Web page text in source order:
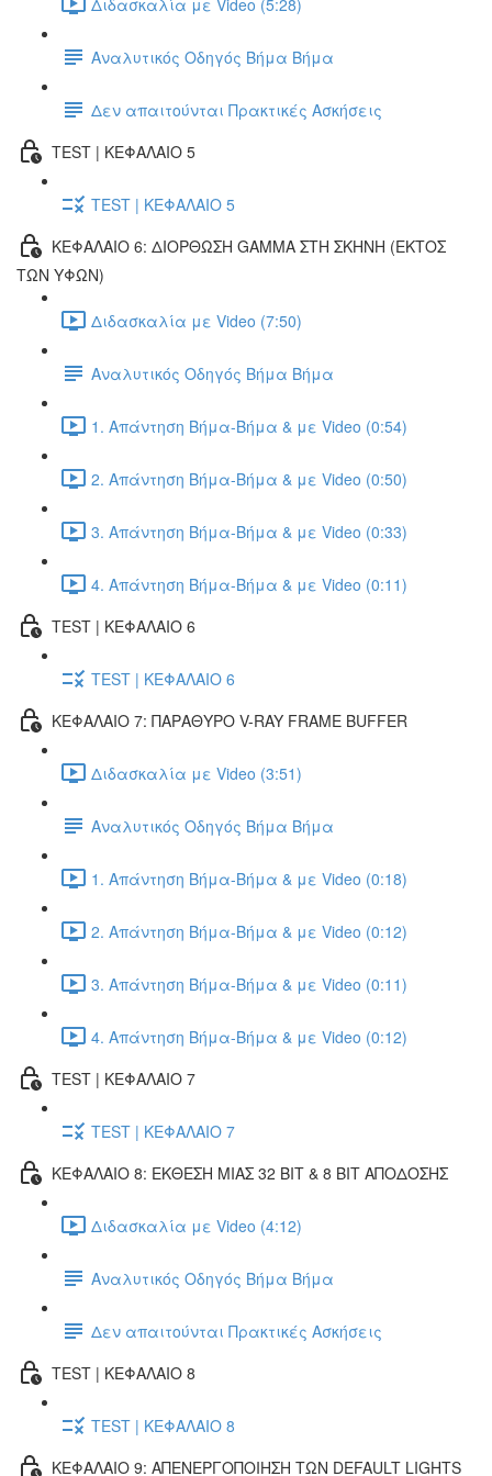
Αναλυτικός Οδηγός Βήμα Βήμα
Δεν απαιτούνται Πρακτικές Ασκήσεις
TEST | ΚΕΦΑΛΑΙΟ 5
TEST | ΚΕΦΑΛΑΙΟ 5
ΚΕΦΑΛΑΙΟ 6: ΔΙΟΡΘΩΣΗ GAMMA ΣΤΗ ΣΚΗΝΗ (ΕΚΤOΣ
ΤΩΝ ΥΦΩΝ)
Διδασκαλία με Video (7:50)
Αναλυτικός Οδηγός Βήμα Βήμα
1. Απάντηση Βήμα-Βήμα & με Video (0:54)
2. Απάντηση Βήμα-Βήμα & με Video (0:50)
3. Απάντηση Βήμα-Βήμα & με Video (0:33)
4. Απάντηση Βήμα-Βήμα & με Video (0:11)
TEST | ΚΕΦΑΛΑΙΟ 6
TEST | ΚΕΦΑΛΑΙΟ 6
ΚΕΦΑΛΑΙΟ 7: ΠΑΡΑΘΥΡΟ V-RAY FRAME BUFFER
Διδασκαλία με Video (3:51)
Αναλυτικός Οδηγός Βήμα Βήμα
1. Απάντηση Βήμα-Βήμα & με Video (0:18)
2. Απάντηση Βήμα-Βήμα & με Video (0:12)
3. Απάντηση Βήμα-Βήμα & με Video (0:11)
4. Απάντηση Βήμα-Βήμα & με Video (0:12)
TEST | ΚΕΦΑΛΑΙΟ 7
TEST | ΚΕΦΑΛΑΙΟ 7
ΚΕΦΑΛΑΙΟ 8: ΕΚΘΕΣΗ ΜΙΑΣ 32 BIT & 8 BIT ΑΠΟΔΟΣΗΣ
Διδασκαλία με Video (4:12)
Αναλυτικός Οδηγός Βήμα Βήμα
Δεν απαιτούνται Πρακτικές Ασκήσεις
TEST | ΚΕΦΑΛΑΙΟ 8
TEST | ΚΕΦΑΛΑΙΟ 8
ΚΕΦΑΛΑΙΟ 9: ΑΠΕΝΕΡΓΟΠΟΙΗΣΗ ΤΩΝ DEFAULT LIGHTS